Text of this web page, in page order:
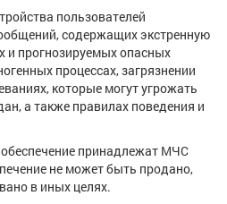
пользователей
содержащих экстренную
и прогнозируемых опасных
процессах, загрязнении
которые могут угрожать
а также правилах поведения и
принадлежат МЧС
не может быть продано,
в иных целях.